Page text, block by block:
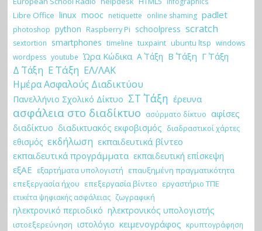
Libre Office linux mooc netiquette online shaming padlet
photoshop python Raspberry Pi schoolpress scratch
sextortion smartphones timeline tuxpaint ubuntu ltsp windows
wordpess youtube Ώρα Κώδικα Α΄ Τάξη Β΄ Τάξη Γ΄ Τάξη
Δ΄ Τάξη Ε΄ Τάξη ΕΛ/ΛΑΚ
Ημέρα Ασφαλούς Διαδικτύου
Πανελλήνιο Σχολικό Δίκτυο ΣΤ΄ Τάξη έρευνα
ασφάλεια στο διαδίκτυο ασύρματο δίκτυο αφίσες
διαδίκτυο διαδικτυακός εκφοβισμός διαδραστικοί χάρτες
εθισμός εκδήλωση εκπαιδευτικά βίντεο
εκπαιδευτικά προγράμματα εκπαιδευτική επίσκεψη
εξΑΕ εξαρτήματα υπολογιστή επαυξημένη πραγματικότητα
επεξεργασία ήχου επεξεργασία βίντεο εργαστήριο ΤΠΕ
ετικέτα ψηφιακής ασφάλειας ζωγραφική
ηλεκτρονικό περιοδικό ηλεκτρονικός υπολογιστής
ιστοεξερεύνηση ιστολόγιο κειμενογράφος κρυπτογράφηση